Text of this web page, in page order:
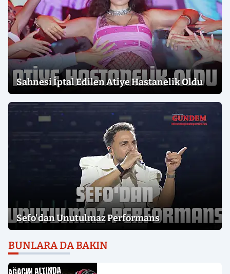
Sahnesi İptal Edilen Atiye Hastanelik Oldu
Sefo'dan Unutulmaz Performans
BUNLARA DA BAKIN